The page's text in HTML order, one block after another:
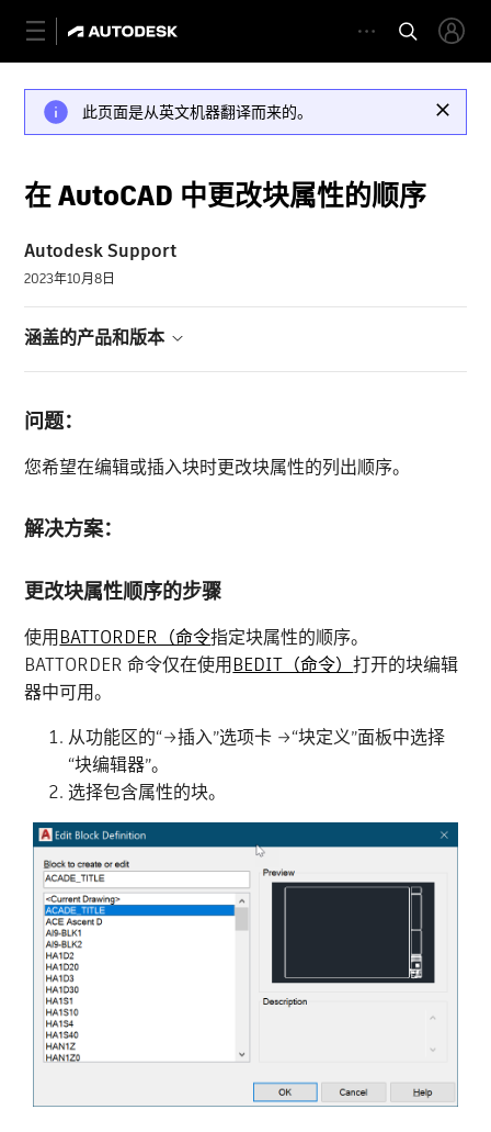
此页面是从英文机器翻译而来的。
在 AutoCAD 中更改块属性的顺序
Autodesk Support
2023年10月8日
涵盖的产品和版本
问题：
您希望在编辑或插入块时更改块属性的列出顺序。
解决方案：
更改块属性顺序的步骤
使用BATTORDER（命令指定块属性的顺序。
BATTORDER 命令仅在使用BEDIT（命令）打开的块编辑
器中可用。
从功能区的“→插入”选项卡 →“块定义”面板中选择
“块编辑器”。
选择包含属性的块。